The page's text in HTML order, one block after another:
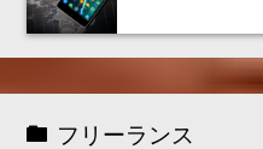
フリーランス